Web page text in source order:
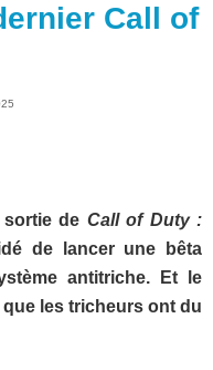
Call of
de Call of Duty :
de lancer une bêta
antitriche. Et le
que les tricheurs ont du